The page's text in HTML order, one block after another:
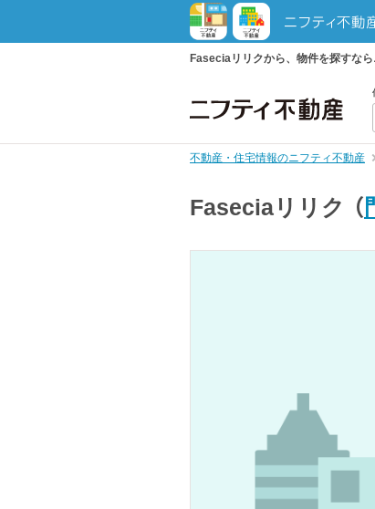
Faseciaリリクから、物件を探すな
不動産・住宅情報のニフティ不動産
Faseciaリリク （